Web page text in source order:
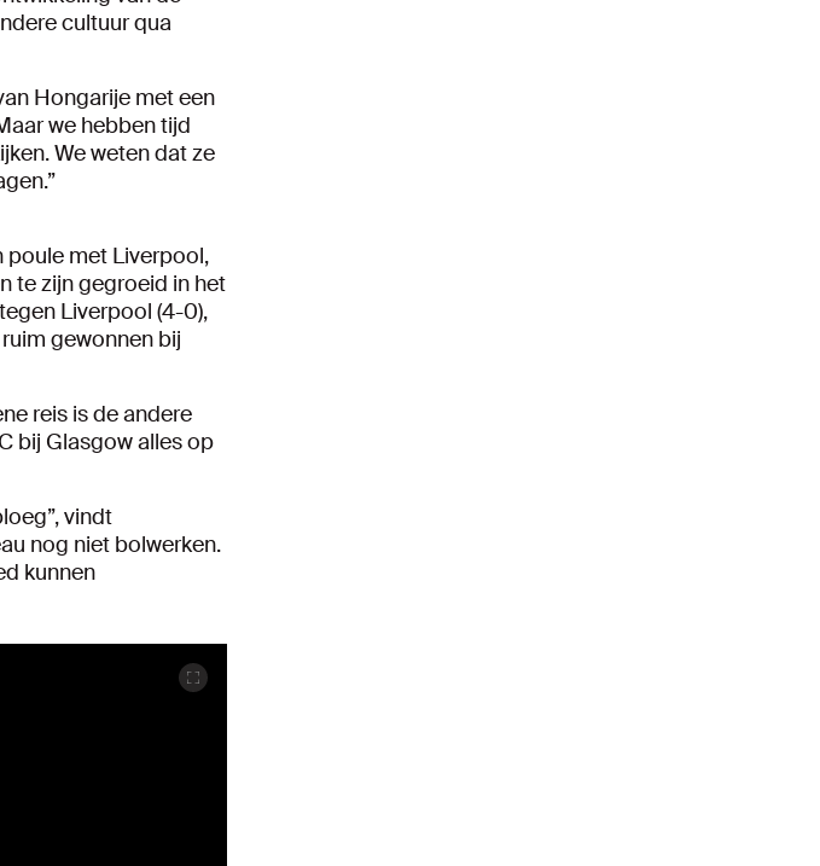
cultuur qua
Hongarije met een
we hebben tijd
We weten dat ze
poule met Liverpool,
te zijn gegroeid in het
Liverpool (4-0),
gewonnen bij
reis is de andere
bij Glasgow alles op
vindt
nog niet bolwerken.
kunnen